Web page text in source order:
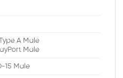
A Male
Male
15 Male